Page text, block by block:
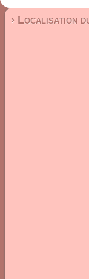
› Localisation